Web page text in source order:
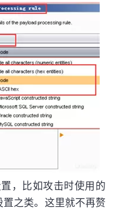
，比如攻击时使用的
之类。这里就不再赘